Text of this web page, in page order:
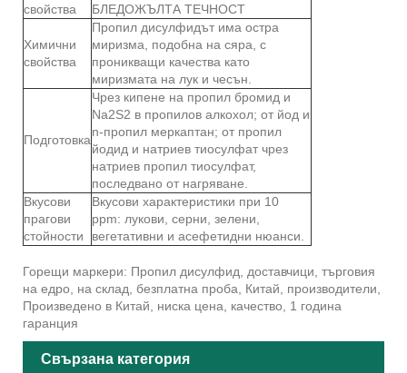
свойства
БЛЕДОЖЪЛТА ТЕЧНОСТ
Химични
свойства
Пропил дисулфидът има остра
миризма, подобна на сяра, с
проникващи качества като
миризмата на лук и чесън.
Подготовка
Чрез кипене на пропил бромид и
Na2S2 в пропилов алкохол; от йод и
n-пропил меркаптан; от пропил
йодид и натриев тиосулфат чрез
натриев пропил тиосулфат,
последвано от нагряване.
Вкусови
прагови
стойности
Вкусови характеристики при 10
ppm: лукови, серни, зелени,
вегетативни и асефетидни нюанси.
Горещи маркери: Пропил дисулфид, доставчици, търговия
на едро, на склад, безплатна проба, Китай, производители,
Произведено в Китай, ниска цена, качество, 1 година
гаранция
Свързана категория